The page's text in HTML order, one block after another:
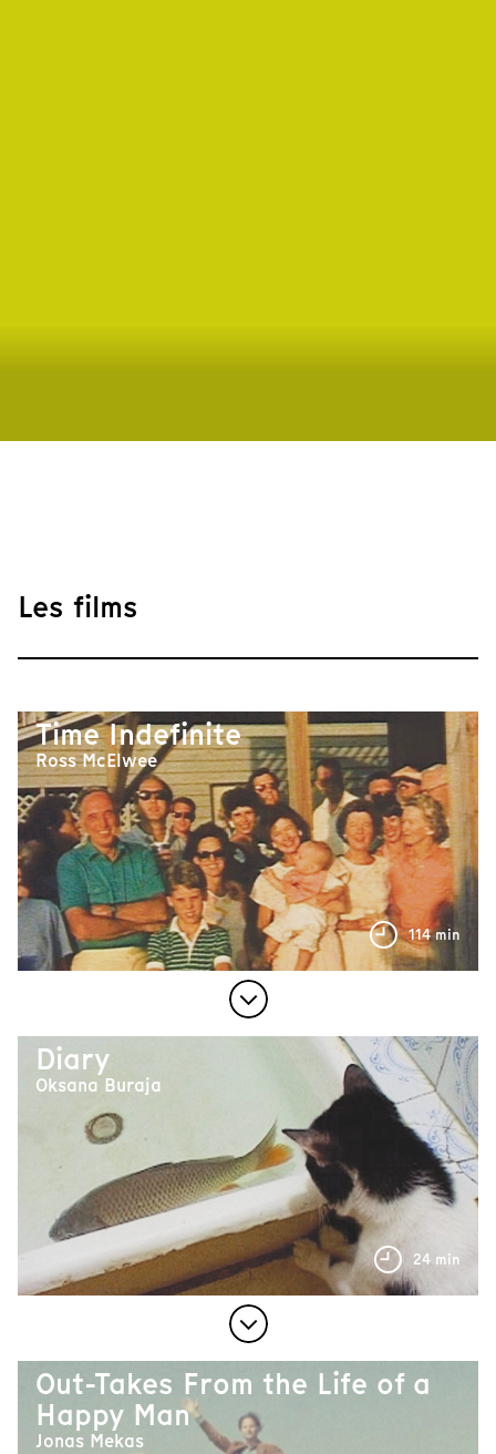
Les films
Time Indefinite
Ross McElwee
114 min
Diary
Oksana Buraja
24 min
Out-Takes From the Life of a
Happy Man
Jonas Mekas